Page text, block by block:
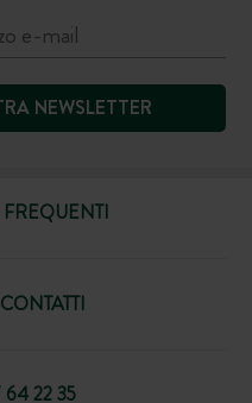
NEWSLETTER
64 22 35